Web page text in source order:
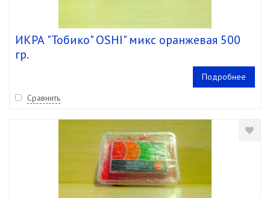
ИКРА "Тобико" OSHI" микс оранжевая 500
гр.
Подробнее
Сравнить